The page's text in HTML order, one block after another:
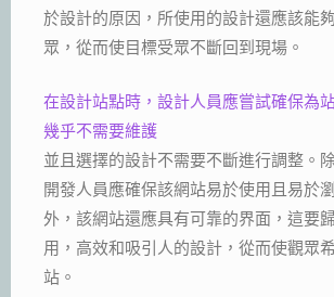
於設計的原因，所使用的設計還應該能
眾，從而使目標受眾不斷回到現場。
在設計站點時，設計人員應嘗試確保為
幾乎不需要維護
並且選擇的設計不需要不斷進行調整。
開發人員應確保該網站易於使用且易於
外，該網站還應具有可靠的界面，這要
用，高效和吸引人的設計，從而使觀眾
站。